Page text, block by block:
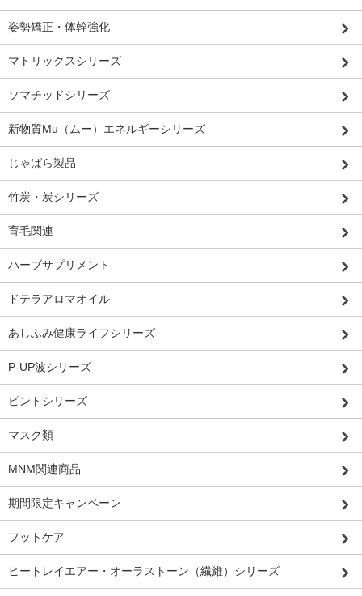
姿勢矯正・体幹強化
マトリックスシリーズ
ソマチッドシリーズ
新物質Mu（ムー）エネルギーシリーズ
じゃばら製品
竹炭・炭シリーズ
育毛関連
ハーブサプリメント
ドテラアロマオイル
あしふみ健康ライフシリーズ
P-UP波シリーズ
ピントシリーズ
マスク類
MNM関連商品
期間限定キャンペーン
フットケア
ヒートレイエアー・オーラストーン（繊維）シリーズ